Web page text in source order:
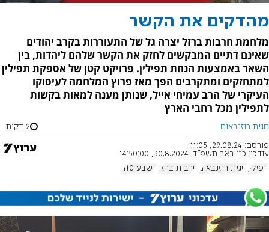
מהדקים את הקשר
מלחמת חרבות ברזל יצרה גל של התעוררות בקרב יהודים
שאינם דתיים המבקשים לחזק את הקשר שלהם ליהדות, בין
השאר באמצעות הנחת תפילין. פרויקט קטן של אספקת תפילין
למתחזקים ומתקרבים הפך מאז פרוץ המלחמה לעיסוקו
העיקרי של הרב עמיחי אייל, שנותן מענה למאות בקשות
לתפילין מכל רחבי הארץ
חגית רוזנבאום 2 דקות
פורסם: 29.08.24, 11:05
עודכן: כ"ו באב תשפ"ד, 30.8.2024, 14:50:00
תפילין
חגית רוזנבאום חרבות ברזל בשבע 1110